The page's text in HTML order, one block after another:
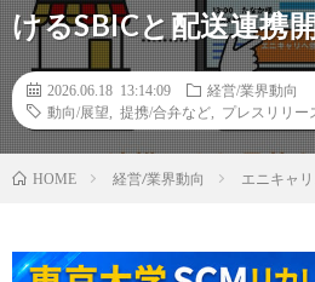
けるSBICと配送連携
2026.06.18 13:14:09
経営/業界動向
動向/展望
提携/合弁など プレスリリー
HOME 経営/業界動向 エニキャ